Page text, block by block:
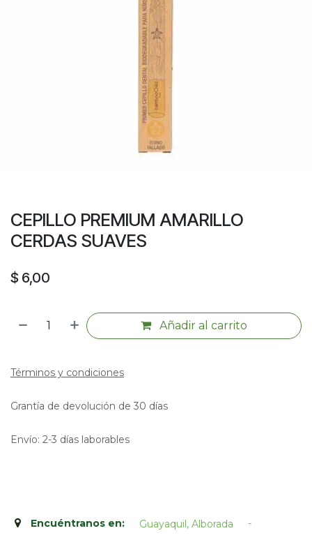
CEPILLO PREMIUM AMARILLO
CERDAS SUAVES
$ 6,00
Añadir al carrito
Términos y condiciones
Grantía de devolución de 30 días
Envío: 2-3 días laborables
Encuéntranos en: Guayaquil, Alborada -